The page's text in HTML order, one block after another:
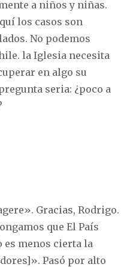
a niños y niñas.
los casos son
No podemos
la Iglesia necesita
en algo su
seria: ¿poco a
Gracias, Rodrigo.
que El País
es menos cierta la
Pasó por alto